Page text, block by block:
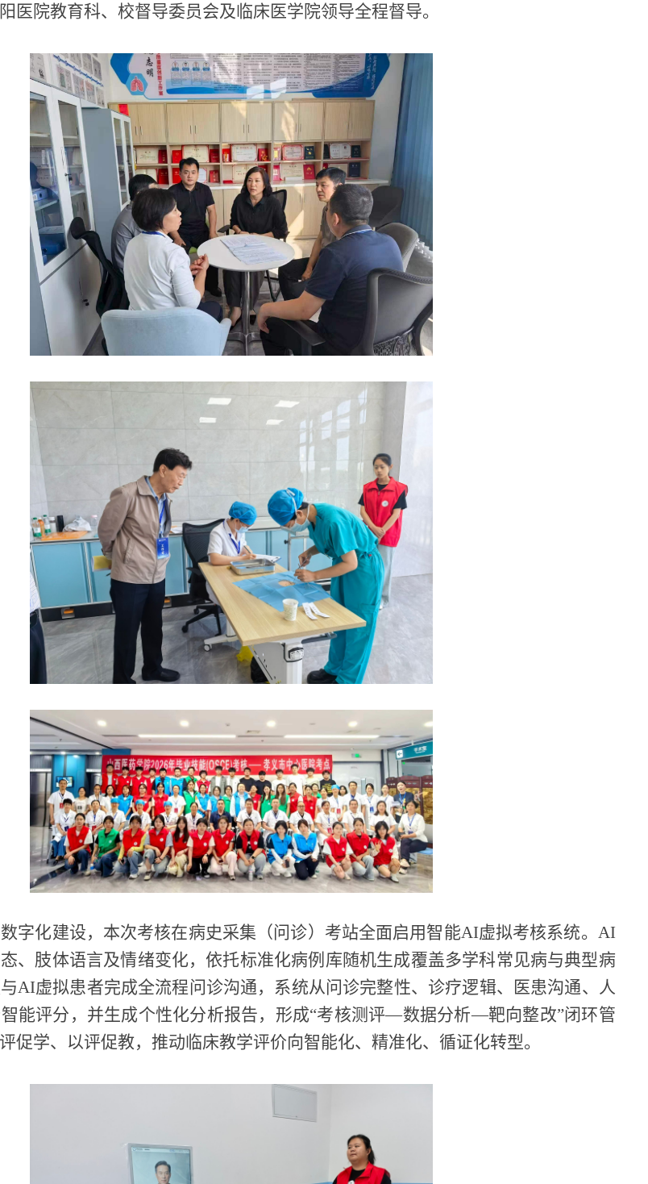
医院教育科、校督导委员会及临床医学院领导全程督导。
字化建设，本次考核在病史采集（问诊）考站全面启用智能AI虚拟考核系统。AI
、肢体语言及情绪变化，依托标准化病例库随机生成覆盖多学科常见病与典型病
AI虚拟患者完成全流程问诊沟通，系统从问诊完整性、诊疗逻辑、医患沟通、人
能评分，并生成个性化分析报告，形成“考核测评—数据分析—靶向整改”闭环管
促学、以评促教，推动临床教学评价向智能化、精准化、循证化转型。